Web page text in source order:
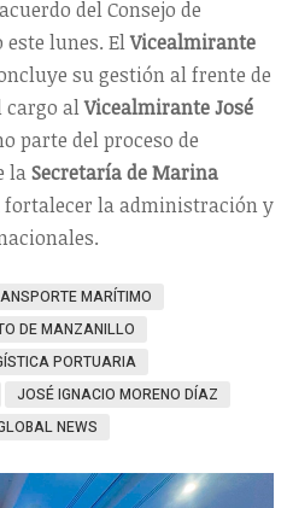
del Consejo de
este lunes. ElVicealmirante
su gestión al frente de
cargo alVicealmirante José
parte del proceso de
laSecretaría de Marina
la administración y
MARÍTIMO
DE MANZANILLO
PORTUARIA
JOSÉ IGNACIO MORENO DÍAZ
NEWS